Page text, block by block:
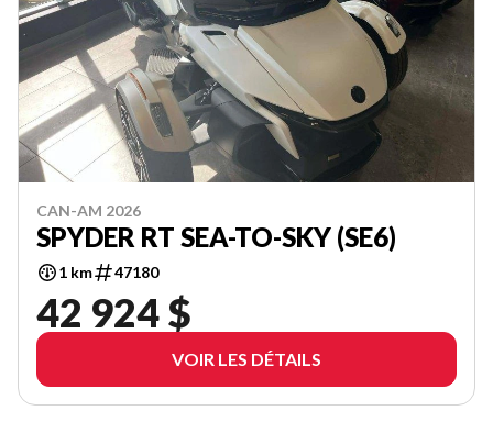
CAN-AM 2026
SPYDER RT SEA-TO-SKY (SE6)
1 km 47180
42 924 $
VOIR LES DÉTAILS